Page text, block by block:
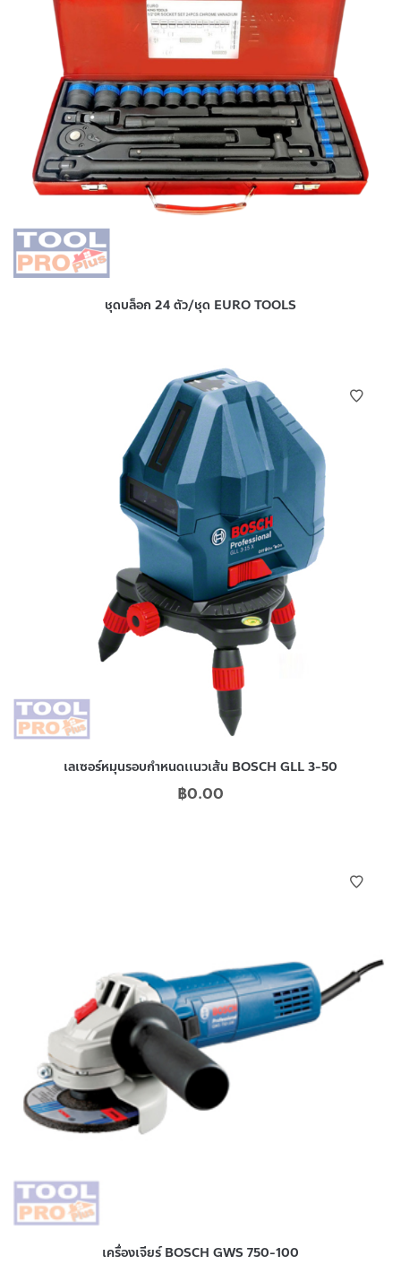
ชุดบล็อก 24 ตัว/ชุด EURO TOOLS
เลเซอร์หมุนรอบกำหนดเเนวเส้น BOSCH GLL 3-50
฿0.00
เครื่องเจียร์ BOSCH GWS 750-100